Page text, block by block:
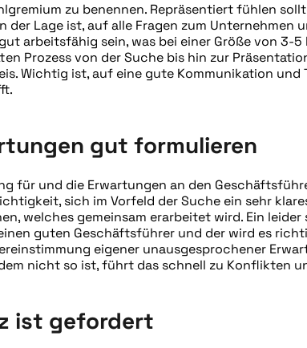
zu benennen. Repräsentiert fühlen
der Lage ist, auf alle Fragen zum Unternehmen
arbeitsfähig sein, was bei einer Größe von 3-
Prozess von der Suche bis hin zur
Wichtig ist, auf eine gute Kommunikation und
gut formulieren
für und die Erwartungen an den
sich im Vorfeld der Suche ein sehr
welches gemeinsam erarbeitet wird. Ein
guten Geschäftsführer und der wird es
eigener unausgesprochener
nicht so ist, führt das schnell zu Konflikten
ist gefordert